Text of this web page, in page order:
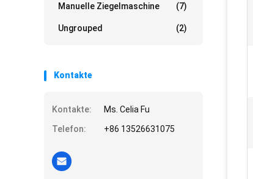
Manuelle Ziegelmaschine (7)
Ungrouped (2)
Kontakte
Kontakte:
Ms. Celia Fu
Telefon:
+86 13526631075